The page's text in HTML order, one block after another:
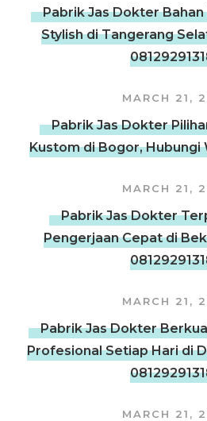
Pabrik Jas Dokter
Stylish di Tangerang
MARCH 21,
Pabrik Jas Dokter
Kustom di Bogor, Hubungi
MARCH 21,
Pabrik Jas Dokter
Pengerjaan Cepat di
MARCH 21,
Pabrik Jas Dokter
Profesional Setiap Hari di
MARCH 21,